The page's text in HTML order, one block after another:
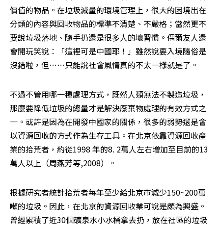
價值的物品。在垃圾減量的環境管理上，很大的困境出在
分類的內容與回收物品的標準不清楚、不嚴格；當然更不
要說垃圾落地、隨手扔還是很多人的壞習慣。偶爾友人還
會開玩笑說：「這裡可是中國耶！」雖然說要入境隨俗是
沒錯啦，但……只能說社會風情真的不太一樣就是了。
不過不管用哪一種處理方式，既然人類無法不製造垃圾，
那麼要降低垃圾的總量才是解決廢棄物處理的有效方式之
一。或許是因為在開發中國家的關係，很多的弱勢還是會
以資源回收的方式作為生存工具。在北京依靠資源回收產
業的拾荒者，約從1998 年的8. 2萬人左右增加至目前的13
萬人以上（周燕芳等,2008）。
根據研究者統計拾荒者每年至少給北京市減少150~200萬
噸的垃圾。因此，在北京的資源回收業可說是頗為興盛。
曾經累積了近30個礦泉水小水桶拿去扔，放在社區的垃圾